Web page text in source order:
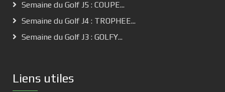
Semaine du Golf J5 : COUPE...
Semaine du Golf J4 : TROPHEE...
Semaine du Golf J3 : GOLFY...
Liens utiles